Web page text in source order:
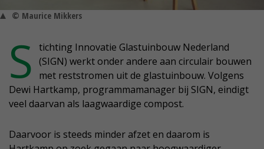
© Maurice Mikkers
S tichting Innovatie Glastuinbouw Nederland
(SIGN) werkt onder andere aan circulair bouwen
met reststromen uit de glastuinbouw. Volgens
Dewi Hartkamp, programmamanager bij SIGN, eindigt
veel daarvan als laagwaardige compost.
Daarvoor is steeds minder afzet en daarom is